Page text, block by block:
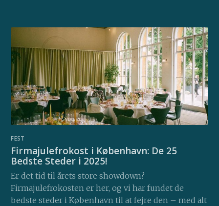
FEST
Firmajulefrokost i København: De 25
Bedste Steder i 2025!
Er det tid til årets store showdown?
Firmajulefrokosten er her, og vi har fundet de
bedste steder i København til at fejre den – med alt